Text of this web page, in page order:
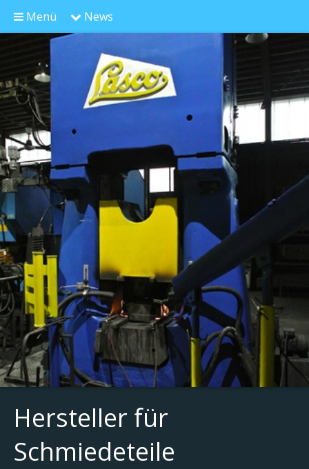
Menü News
Hersteller für
Schmiedeteile